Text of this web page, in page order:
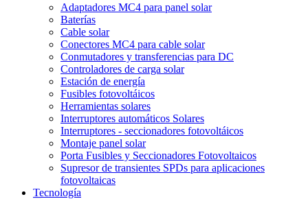
Adaptadores MC4 para panel solar
Baterías
Cable solar
Conectores MC4 para cable solar
Conmutadores y transferencias para DC
Controladores de carga solar
Estación de energía
Fusibles fotovoltáicos
Herramientas solares
Interruptores automáticos Solares
Interruptores - seccionadores fotovoltáicos
Montaje panel solar
Porta Fusibles y Seccionadores Fotovoltaicos
Supresor de transientes SPDs para aplicaciones
fotovoltaicas
Tecnología